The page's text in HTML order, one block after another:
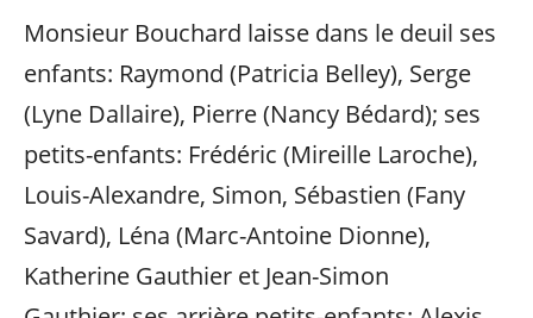
Monsieur Bouchard laisse dans le deuil ses
enfants: Raymond (Patricia Belley), Serge
(Lyne Dallaire), Pierre (Nancy Bédard); ses
petits-enfants: Frédéric (Mireille Laroche),
Louis-Alexandre, Simon, Sébastien (Fany
Savard), Léna (Marc-Antoine Dionne),
Katherine Gauthier et Jean-Simon